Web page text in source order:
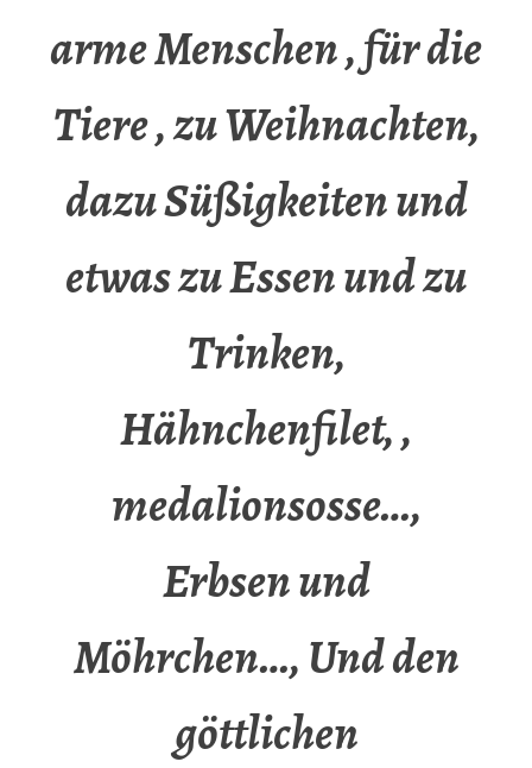
arme Menschen , für die
Tiere , zu Weihnachten,
dazu Süßigkeiten und
etwas zu Essen und zu
Trinken,
Hähnchenfilet, ,
medalionsosse…,
Erbsen und
Möhrchen…, Und den
göttlichen